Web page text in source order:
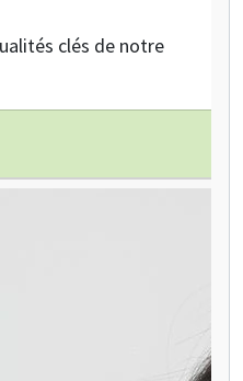
clés de notre